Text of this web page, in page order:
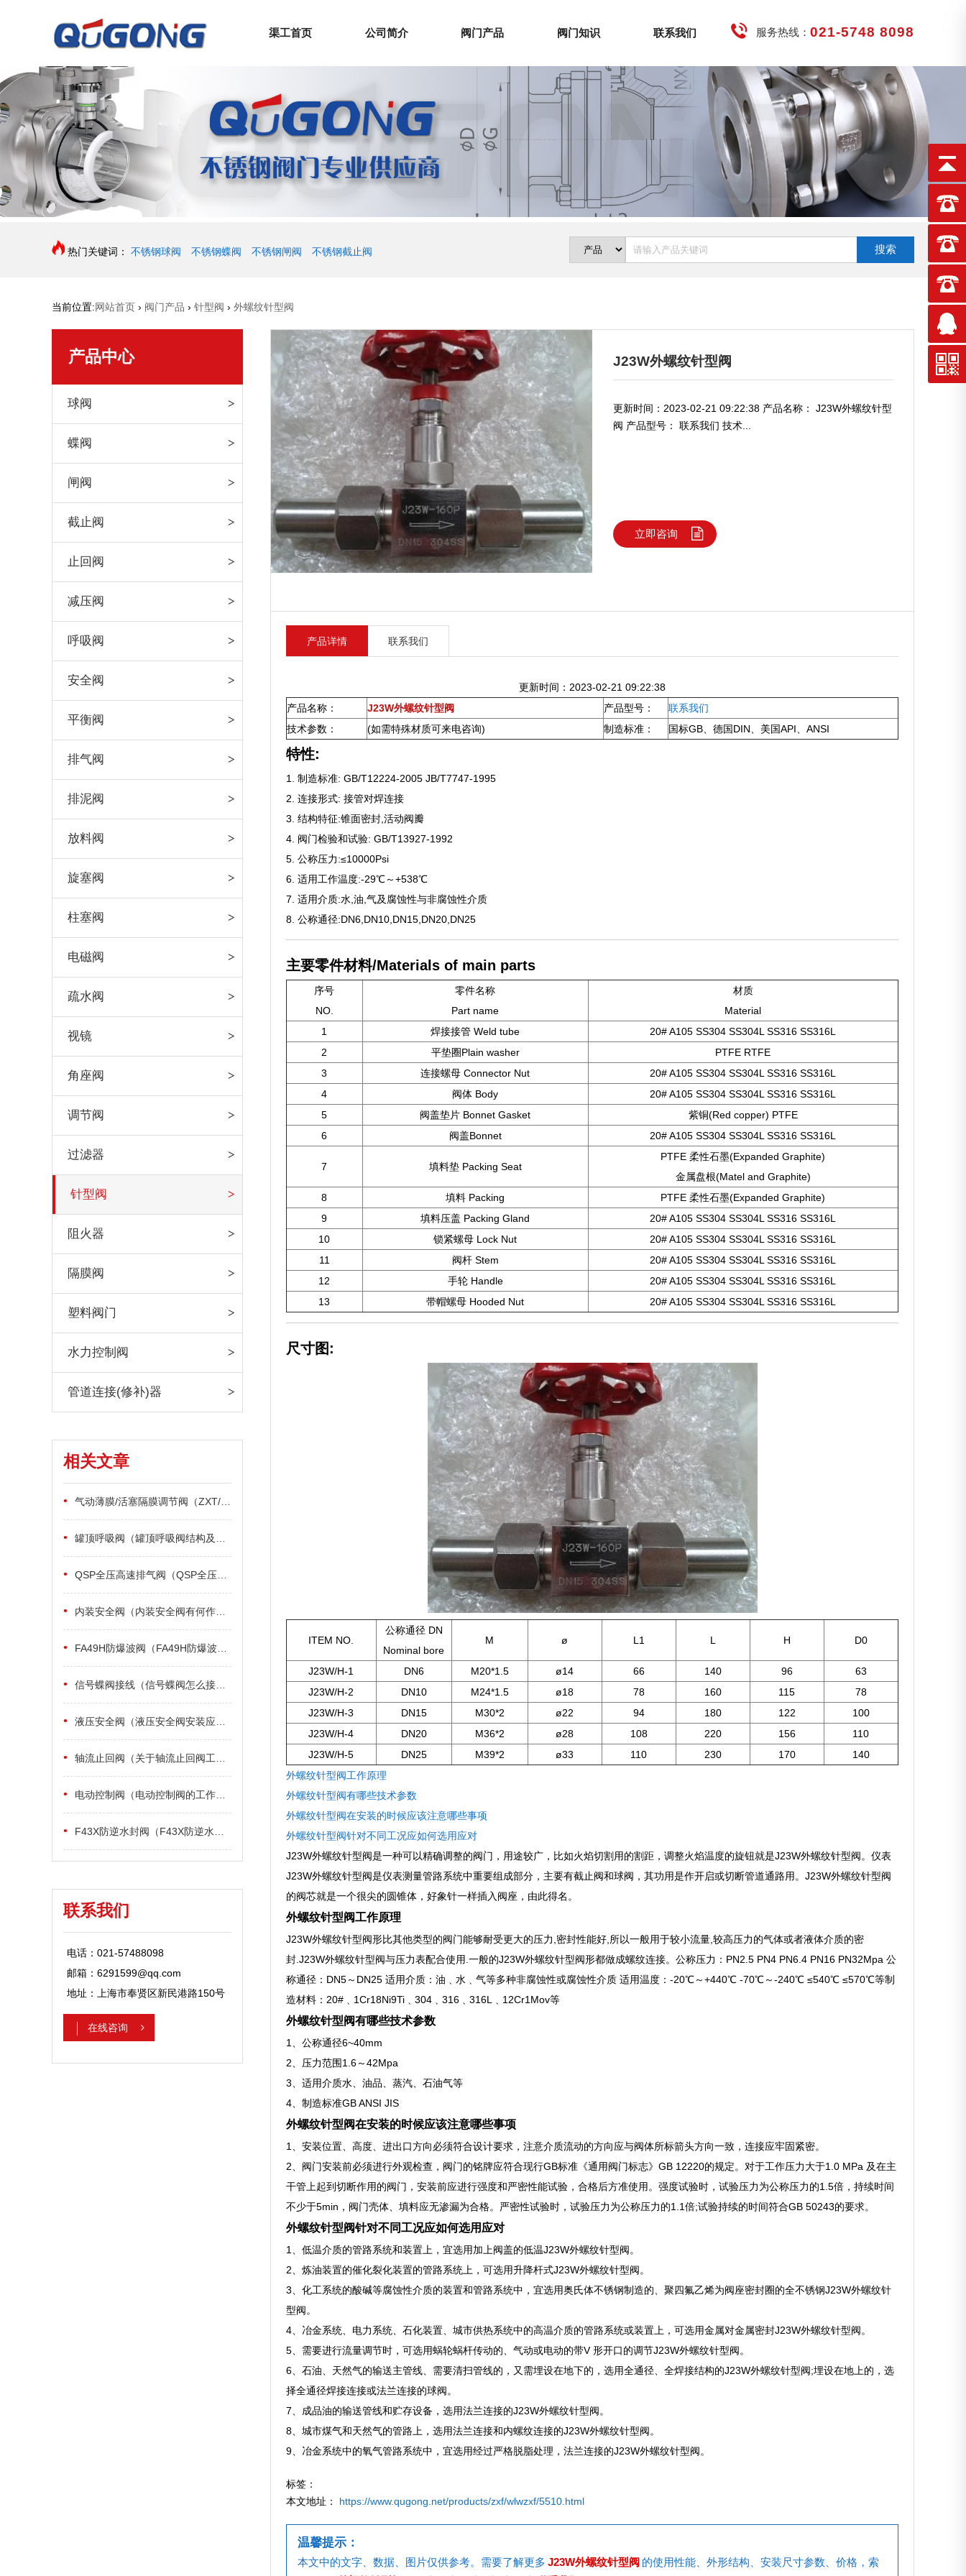
服务热线： 021-5748 8098
渠工首页 公司简介 阀门产品 阀门知识 联系我们
热门关键词： 不锈钢球阀 不锈钢蝶阀 不锈钢闸阀 不锈钢截止阀 搜索
当前位置:网站首页 › 阀门产品 › 针型阀 › 外螺纹针型阀
产品中心
球阀
蝶阀
闸阀
截止阀
止回阀
减压阀
呼吸阀
安全阀
平衡阀
排气阀
排泥阀
放料阀
旋塞阀
柱塞阀
电磁阀
疏水阀
视镜
角座阀
调节阀
过滤器
针型阀
阻火器
隔膜阀
塑料阀门
水力控制阀
管道连接(修补)器
相关文章
• 气动薄膜/活塞隔膜调节阀（ZXT/ZST/气动薄膜、活塞隔膜调节阀用途有哪些）
• 罐顶呼吸阀（罐顶呼吸阀结构及原理）
• QSP全压高速排气阀（QSP全压高速排气阀制造标准及作用原理）
• 内装安全阀（内装安全阀有何作用及安装说明）
• FA49H防爆波阀（FA49H防爆波阀在安装中的说明）
• 信号蝶阀接线（信号蝶阀怎么接线）
• 液压安全阀（液压安全阀安装应符合哪些要求）
• 轴流止回阀（关于轴流止回阀工作原理）
• 电动控制阀（电动控制阀的工作原理）
• F43X防逆水封阀（F43X防逆水封阀的工作原理）
联系我们
电话：021-57488098
邮箱：6291599@qq.com
地址：上海市奉贤区新民港路150号
在线咨询
J23W外螺纹针型阀
更新时间：2023-02-21 09:22:38 产品名称： J23W外螺纹针型
阀 产品型号： 联系我们 技术...
立即咨询
产品详情 联系我们
更新时间：2023-02-21 09:22:38
产品名称：
J23W外螺纹针型阀 产品型号：
联系我们
技术参数：
(如需特殊材质可来电咨询) 制造标准： 国标GB、德国DIN、美国API、ANSI
特性:
1. 制造标准: GB/T12224-2005 JB/T7747-1995
2. 连接形式: 接管对焊连接
3. 结构特征:锥面密封,活动阀瓣
4. 阀门检验和试验: GB/T13927-1992
5. 公称压力:≤10000Psi
6. 适用工作温度:-29℃～+538℃
7. 适用介质:水,油,气及腐蚀性与非腐蚀性介质
8. 公称通径:DN6,DN10,DN15,DN20,DN25
主要零件材料/Materials of main parts
序号
NO.
零件名称
Part name
材质
Material
1
焊接接管 Weld tube
20# A105 SS304 SS304L SS316 SS316L
2
平垫圈Plain washer
PTFE RTFE
3
连接螺母 Connector Nut
20# A105 SS304 SS304L SS316 SS316L
4
阀体 Body
20# A105 SS304 SS304L SS316 SS316L
5
阀盖垫片 Bonnet Gasket
紫铜(Red copper) PTFE
6
阀盖Bonnet 20# A105 SS304 SS304L SS316 SS316L
7 填料垫 Packing Seat
PTFE 柔性石墨(Expanded Graphite)
金属盘根(Matel and Graphite)
8
填料 Packing
PTFE 柔性石墨(Expanded Graphite)
9
填料压盖 Packing Gland
20# A105 SS304 SS304L SS316 SS316L
10
锁紧螺母 Lock Nut
20# A105 SS304 SS304L SS316 SS316L
11
阀杆 Stem
20# A105 SS304 SS304L SS316 SS316L
12
手轮 Handle
20# A105 SS304 SS304L SS316 SS316L
13
带帽螺母 Hooded Nut 20# A105 SS304 SS304L SS316 SS316L
尺寸图:
ITEM NO.
公称通径 DN
Nominal bore
M ø L1 L H D0
J23W/H-1 DN6 M20*1.5 ø14 66 140 96
63
J23W/H-2
DN10 M24*1.5 ø18 78 160 115
78
J23W/H-3
DN15 M30*2 ø22 94 180 122
100
J23W/H-4
DN20 M36*2 ø28 108 220 156
110
J23W/H-5
DN25 M39*2 ø33 110 230 170
140
外螺纹针型阀工作原理
外螺纹针型阀有哪些技术参数
外螺纹针型阀在安装的时候应该注意哪些事项
外螺纹针型阀针对不同工况应如何选用应对
J23W外螺纹针型阀是一种可以精确调整的阀门，用途较广，比如火焰切割用的割距，调整火焰温度的旋钮就是J23W外螺纹针型阀。仪表
J23W外螺纹针型阀是仪表测量管路系统中重要组成部分，主要有截止阀和球阀，其功用是作开启或切断管道通路用。J23W外螺纹针型阀
的阀芯就是一个很尖的圆锥体，好象针一样插入阀座，由此得名。
外螺纹针型阀工作原理
J23W外螺纹针型阀形比其他类型的阀门能够耐受更大的压力,密封性能好,所以一般用于较小流量,较高压力的气体或者液体介质的密
封.J23W外螺纹针型阀与压力表配合使用.一般的J23W外螺纹针型阀形都做成螺纹连接。公称压力：PN2.5 PN4 PN6.4 PN16 PN32Mpa 公
称通径：DN5～DN25 适用介质：油﹑水﹑气等多种非腐蚀性或腐蚀性介质 适用温度：-20℃～+440℃ -70℃～-240℃ ≤540℃ ≤570℃等制
造材料：20#﹑1Cr18Ni9Ti﹑304﹑316﹑316L﹑12Cr1Mov等
外螺纹针型阀有哪些技术参数
1、公称通径6~40mm
2、压力范围1.6～42Mpa
3、适用介质水、油品、蒸汽、石油气等
4、制造标准GB ANSI JIS
外螺纹针型阀在安装的时候应该注意哪些事项
1、安装位置、高度、进出口方向必须符合设计要求，注意介质流动的方向应与阀体所标箭头方向一致，连接应牢固紧密。
2、阀门安装前必须进行外观检查，阀门的铭牌应符合现行GB标准《通用阀门标志》GB 12220的规定。对于工作压力大于1.0 MPa 及在主
干管上起到切断作用的阀门，安装前应进行强度和严密性能试验，合格后方准使用。强度试验时，试验压力为公称压力的1.5倍，持续时间
不少于5min，阀门壳体、填料应无渗漏为合格。严密性试验时，试验压力为公称压力的1.1倍;试验持续的时间符合GB 50243的要求。
外螺纹针型阀针对不同工况应如何选用应对
1、低温介质的管路系统和装置上，宜选用加上阀盖的低温J23W外螺纹针型阀。
2、炼油装置的催化裂化装置的管路系统上，可选用升降杆式J23W外螺纹针型阀。
3、化工系统的酸碱等腐蚀性介质的装置和管路系统中，宜选用奥氏体不锈钢制造的、聚四氟乙烯为阀座密封圈的全不锈钢J23W外螺纹针
型阀。
4、冶金系统、电力系统、石化装置、城市供热系统中的高温介质的管路系统或装置上，可选用金属对金属密封J23W外螺纹针型阀。
5、需要进行流量调节时，可选用蜗轮蜗杆传动的、气动或电动的带V 形开口的调节J23W外螺纹针型阀。
6、石油、天然气的输送主管线、需要清扫管线的，又需埋设在地下的，选用全通径、全焊接结构的J23W外螺纹针型阀;埋设在地上的，选
择全通径焊接连接或法兰连接的球阀。
7、成品油的输送管线和贮存设备，选用法兰连接的J23W外螺纹针型阀。
8、城市煤气和天然气的管路上，选用法兰连接和内螺纹连接的J23W外螺纹针型阀。
9、冶金系统中的氧气管路系统中，宜选用经过严格脱脂处理，法兰连接的J23W外螺纹针型阀。
标签：
本文地址： https://www.qugong.net/products/zxf/wlwzxf/5510.html
温馨提示：
本文中的文字、数据、图片仅供参考。需要了解更多 J23W外螺纹针型阀 的使用性能、外形结构、安装尺寸参数、价格，索